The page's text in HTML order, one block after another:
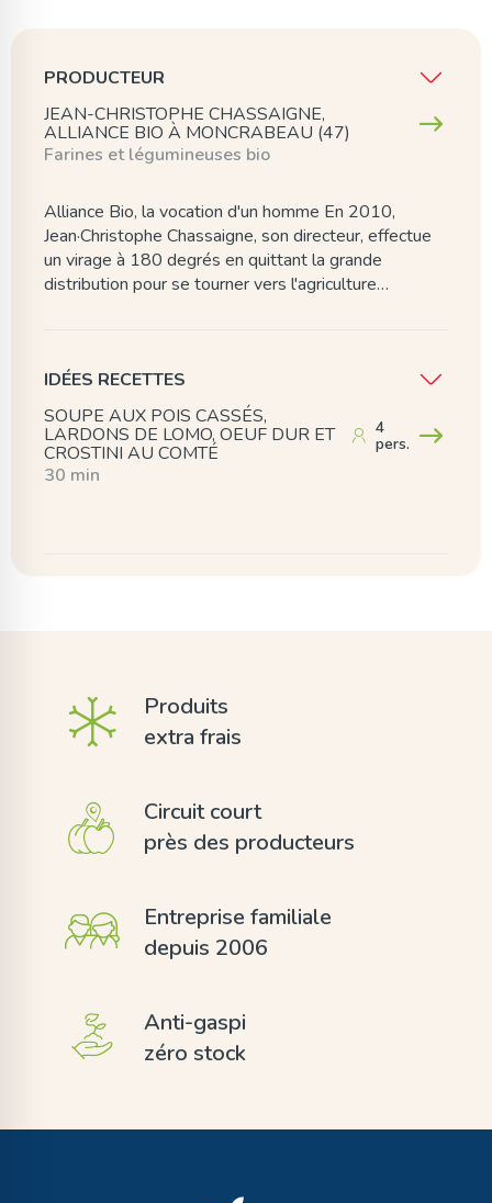
PRODUCTEUR
JEAN-CHRISTOPHE CHASSAIGNE,
ALLIANCE BIO À MONCRABEAU (47)
Farines et légumineuses bio
Alliance Bio, la vocation d'un homme En 2010,
Jean·Christophe Chassaigne, son directeur, effectue
un virage à 180 degrés en quittant la grande
distribution pour se tourner vers l'agriculture…
IDÉES RECETTES
SOUPE AUX POIS CASSÉS,
LARDONS DE LOMO, OEUF DUR ET
CROSTINI AU COMTÉ
4
pers.
30 min
Produits
extra frais
Circuit court
près des producteurs
Entreprise familiale
depuis 2006
Anti-gaspi
zéro stock